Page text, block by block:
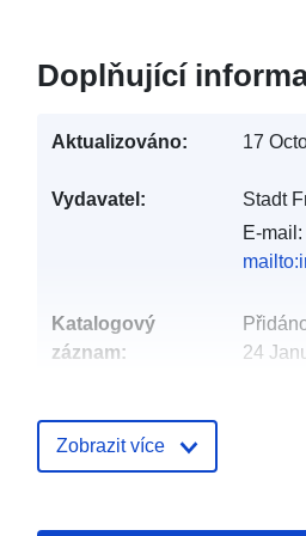
Doplňující
Aktualizováno: 17
Vydavatel:
Stadt
E-mail:
Katalogový
záznam:
24
Místní:
Zobrazit více